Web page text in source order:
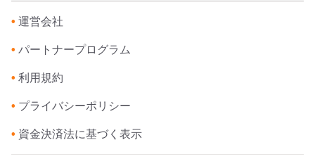
• 運営会社
• パートナープログラム
• 利用規約
• プライバシーポリシー
• 資金決済法に基づく表示